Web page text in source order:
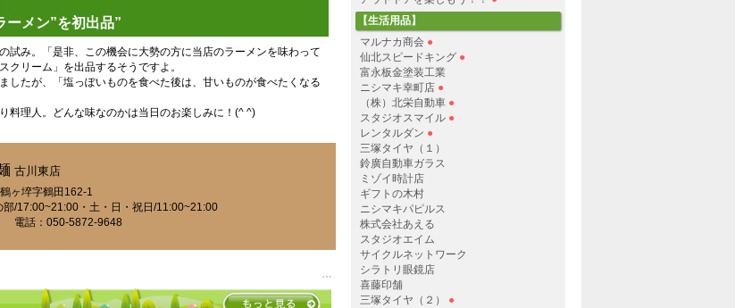
【生活用品】
マルナカ商会 ●
仙北スピードキング ●
富永板金塗装工業
ニシマキ幸町店 ●
（株）北栄自動車 ●
スタジオスマイル ●
レンタルダン ●
三塚タイヤ（１）
鈴廣自動車ガラス
ミゾイ時計店
ギフトの木村
ニシマキパピルス
株式会社あえる
スタジオエイム
サイクルネットワーク
シラトリ眼鏡店
喜藤印舗
三塚タイヤ（２）
●